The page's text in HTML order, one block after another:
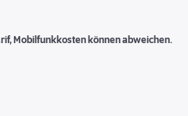
Mobilfunkkosten können abweichen.